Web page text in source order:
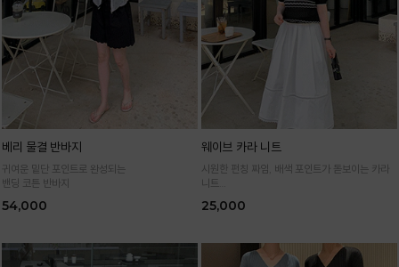
베리 물결 반바지
귀여운 밑단 포인트로 완성되는
밴딩 코튼 반바지
54,000
웨이브 카라 니트
시원한 펀칭 짜임, 배색 포인트가 돋보이는 카라
니트
하게 입어요
25,000